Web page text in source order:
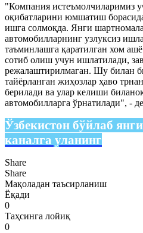
"Компания истеъмолчиларимиз
оқибатларини юмшатиш
ишга солмоқда. Янги
автомобилларнинг узлуксиз
таъминлашга қаратилган хом
сотиб олиш учун ишлатилади,
режалаштирилмаган. Шу билан
тайёрланган жиҳозлар ҳаво
берилади ва улар келиши
автомобилларга ўрнатилади", -
Ўзбекистон бўйлаб
каналга уланинг
Share
Share
Мақоладан таъсирланиш
Ёқади
0
Таҳсинга лойиқ
0